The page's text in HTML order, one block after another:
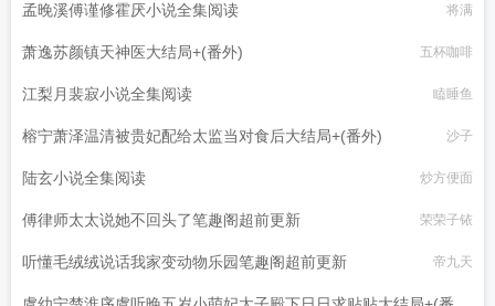
孟晚溪傅谨修霍厌小说全集阅读 将满
萧逸苏颜镇天神医大结局+(番外) 五杯咖啡
江梨月裴寂小说全集阅读 瞌睡鱼
榕宁萧泽温清被贵妃配给太监当对食后大结局+(番外) 沙子
陆玄小说全集阅读 炒方便面
傅律师太太说她不回头了笔趣阁超前更新 荣荣子铱
听懂毛绒绒说话我家变动物乐园笔趣阁超前更新 帝九天